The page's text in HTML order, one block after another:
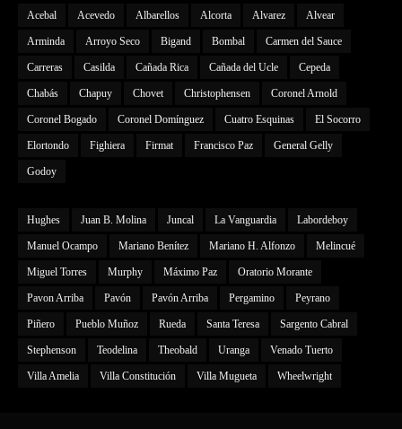
Acebal Acevedo Albarellos Alcorta Alvarez Alvear
Arminda Arroyo Seco Bigand Bombal Carmen del Sauce
Carreras Casilda Cañada Rica Cañada del Ucle Cepeda
Chabás Chapuy Chovet Christophensen Coronel Arnold
Coronel Bogado Coronel Domínguez Cuatro Esquinas El Socorro
Elortondo Fighiera Firmat Francisco Paz General Gelly
Godoy
Hughes Juan B. Molina Juncal La Vanguardia Labordeboy
Manuel Ocampo Mariano Benítez Mariano H. Alfonzo Melincué
Miguel Torres Murphy Máximo Paz Oratorio Morante
Pavon Arriba Pavón Pavón Arriba Pergamino Peyrano
Piñero Pueblo Muñoz Rueda Santa Teresa Sargento Cabral
Stephenson Teodelina Theobald Uranga Venado Tuerto
Villa Amelia Villa Constitución Villa Mugueta Wheelwright